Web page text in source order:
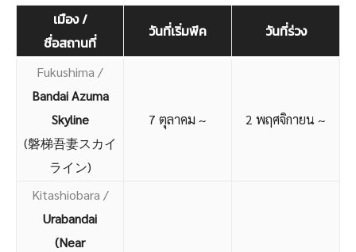
เมือง /
ชื่อสถานที่
วันที่เริ่มพีค วันที่ร่วง
Fukushima /
Bandai Azuma
Skyline
(磐梯吾妻スカイ
ライン)
7 ตุลาคม ~ 2 พฤศจิกายน ~
Kitashiobara /
Urabandai
(Near